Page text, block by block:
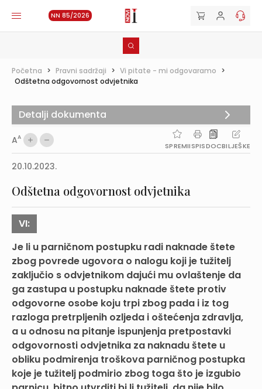
NN 85/2026
Početna > Pravni sadržaji > Vi pitate - mi odgovaramo >
Odštetna odgovornost odvjetnika
AA
SPREMIISPISDOCBILJEŠKE
20.10.2023.
Odštetna odgovornost odvjetnika
VI:
Je li u parničnom postupku radi naknade štete
zbog povrede ugovora o nalogu koji je tužitelj
zaključio s odvjetnikom dajući mu ovlaštenje da
ga zastupa u postupku naknade štete protiv
odgovorne osobe koju trpi zbog pada i iz tog
razloga pretrpljenih ozljeda i oštećenja zdravlja,
a u odnosu na pitanje ispunjenja pretpostavki
odgovornosti odvjetnika za naknadu štete u
obliku podmirenja troškova parničnog postupka
koje je tužitelj podmirio zbog toga što je izgubio
Detalji dokumenta